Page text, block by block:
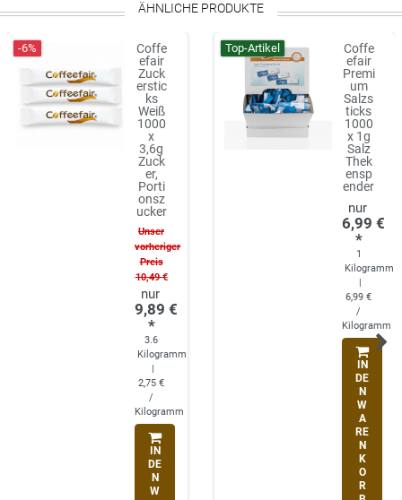
ÄHNLICHE PRODUKTE
-6%
Coffe
efair
Zuck
erstic
ks
Weiß
1000
x
3,6g
Zuck
er,
Porti
onsz
ucker
Unser
vorheriger
Preis
10,49 €
9,89 €
*
3.6
Kilogramm
2,75 €
/
Kilogramm
IN
DE
N
W
Top-Artikel
Coffe
efair
Premi
um
Salzs
ticks
1000
x 1g
Salz
Thek
ensp
ender
6,99 €
*
1
Kilogramm
6,99 €
/
Kilogramm
IN
DE
N
W
A
RE
N
K
O
R